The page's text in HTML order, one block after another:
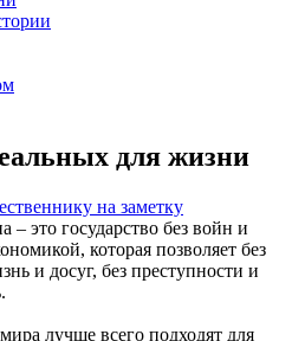
для жизни
на заметку
– это государство без войн и
которая позволяет без
и досуг, без преступности и
лучше всего подходят для